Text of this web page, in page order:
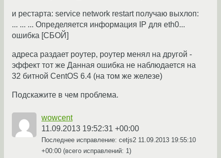
и рестарта: service network restart получаю выхлоп:
... ... ... Определяется информация IP для eth0...
ошибка [СБОЙ]
адреса раздает роутер, роутер менял на другой -
эффект тот же Данная ошибка не наблюдается на
32 битной CentOS 6.4 (на том же железе)
Подскажите в чем проблема.
wowcent
11.09.2013 19:52:31 +00:00
Последнее исправление: cetjs2 11.09.2013 19:55:10
+00:00 (всего исправлений: 1)